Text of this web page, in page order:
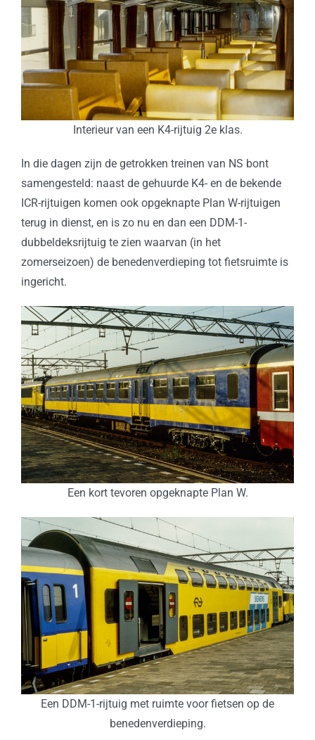
Interieur van een K4-rijtuig 2e klas.
In die dagen zijn de getrokken treinen van NS bont
samengesteld: naast de gehuurde K4- en de bekende
ICR-rijtuigen komen ook opgeknapte Plan W-rijtuigen
terug in dienst, en is zo nu en dan een DDM-1-
dubbeldeksrijtuig te zien waarvan (in het
zomerseizoen) de benedenverdieping tot fietsruimte is
ingericht.
Een kort tevoren opgeknapte Plan W.
Een DDM-1-rijtuig met ruimte voor fietsen op de
benedenverdieping.